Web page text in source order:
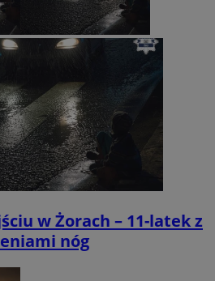
w Żorach – 11-latek z
nóg